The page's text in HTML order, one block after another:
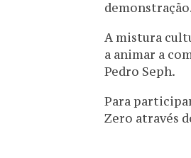
A mistura
a animar a
Pedro Seph.
Para
Zero através